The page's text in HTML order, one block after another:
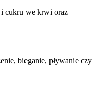
i cukru we krwi oraz
bieganie, pływanie czy